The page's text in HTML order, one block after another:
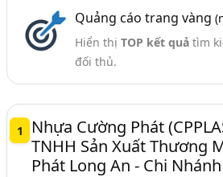
Bắc Ninh
Bình Thuận
Khánh Hòa
Nghệ An
Quảng Trị
Thái Bình
Thừa
TP. Cần Thơ
Hải Dương
Long An
Ninh Thuận Tây
Quảng cáo trang vàng
Hiển thị TOP kết quảtìm
đối thủ.
1
Nhựa Cường Phát
TNHH Sản Xuất Thương
Phát Long An - Chi